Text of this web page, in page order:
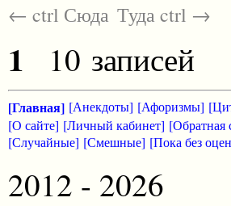
← ctrl Сюда Туда ctrl →
1 10 записей
[Главная] [Анекдоты] [Афоризмы]
[О сайте] [Личный кабинет] [Обратная
[Случайные] [Смешные] [Пока без
2012 - 2026